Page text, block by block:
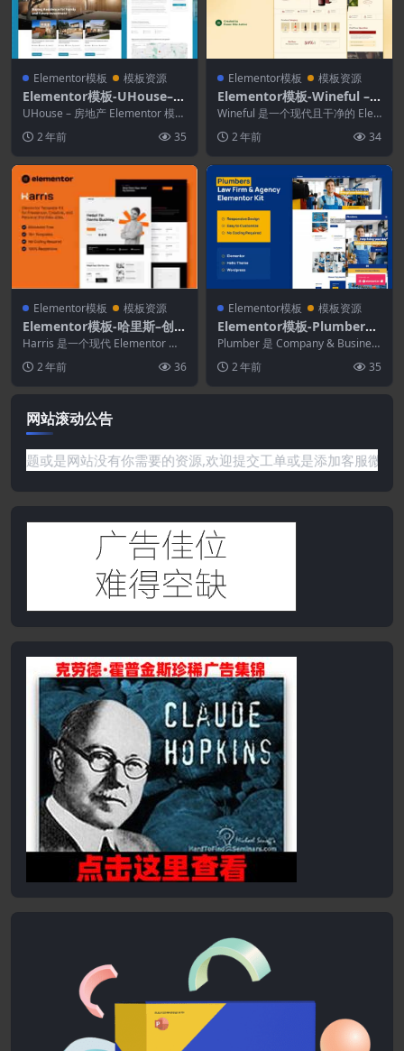
Elementor模板 模板资源
Elementor模板-UHouse–房
地产元素模板套件
UHouse – 房地产 Elementor 模板
2 年前 35
Elementor模板 模板资源
Elementor模板-Wineful –
Wine Store & Winery Elem
entor模板套件
Wineful 是一个现代且干净的 Ele
想...2 年前 34
Elementor模板 模板资源
Elementor模板-哈里斯–创意
和个人投资组合Elementor
模板工具包
Harris 是一个现代 Elementor 模
计...2 年前 36
Elementor模板 模板资源
Elementor模板-Plumber–C
ompany & Business Eleme
ntor Pro模板套件
Plumber 是 Company & Busines
2 年前 35
网站滚动公告
到任何问题或是网站没有你需要的资源,欢迎提交工单或是添加客